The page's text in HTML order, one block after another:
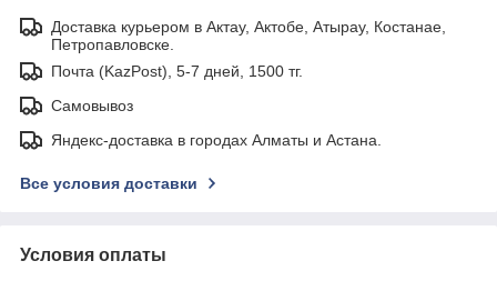
Доставка курьером в Актау, Актобе, Атырау, Костанае,
Петропавловске.
Почта (KazPost), 5-7 дней, 1500 тг.
Самовывоз
Яндекс-доставка в городах Алматы и Астана.
Все условия доставки
Условия оплаты